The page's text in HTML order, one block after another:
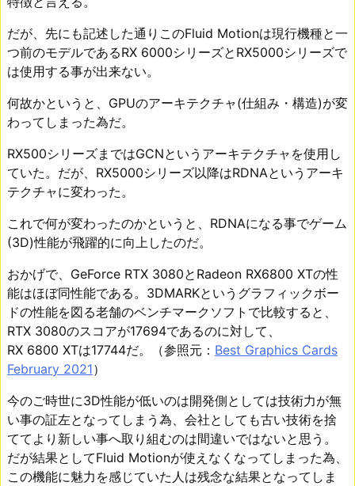
だが、先にも記述した通りこのFluid Motionは現行機種と一
つ前のモデルであるRX 6000シリーズとRX5000シリーズで
は使用する事が出来ない。
何故かというと、GPUのアーキテクチャ(仕組み・構造)が変
わってしまった為だ。
RX500シリーズまではGCNというアーキテクチャを使用し
ていた。だが、RX5000シリーズ以降はRDNAというアーキ
テクチャに変わった。
これで何が変わったのかというと、RDNAになる事でゲーム
(3D)性能が飛躍的に向上したのだ。
おかげで、GeForce RTX 3080とRadeon RX6800 XTの性
能はほぼ同性能である。3DMARKというグラフィックボー
ドの性能を図る老舗のベンチマークソフトで比較すると、
RTX 3080のスコアが17694であるのに対して、
RX 6800 XTは17744だ。（参照元： Best Graphics Cards
February 2021）
今のご時世に3D性能が低いのは開発側としては技術力が無
い事の証左となってしまう為、会社としても古い技術を捨
ててより新しい事へ取り組むのは間違いではないと思う。
だが結果としてFluid Motionが使えなくなってしまった為、
この機能に魅力を感じていた人は残念な結果となってしま